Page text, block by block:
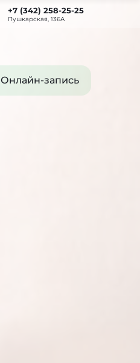
+7 (342) 258-25-25
Пушкарская, 136А
Онлайн-запись